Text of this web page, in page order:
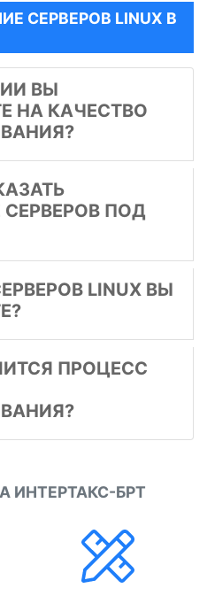
СЕРВЕРОВ LINUX В
ВЫ
НА КАЧЕСТВО
ПОД
LINUX ВЫ
ПРОЦЕСС
ИНТЕРТАКС-БРТ